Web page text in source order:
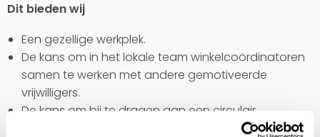
Dit bieden wij
Een gezellige werkplek.
De kans om in het lokale team winkelcoördinatoren
samen te werken met andere gemotiveerde
vrijwilligers.
De kans om bij te dragen aan een circulair